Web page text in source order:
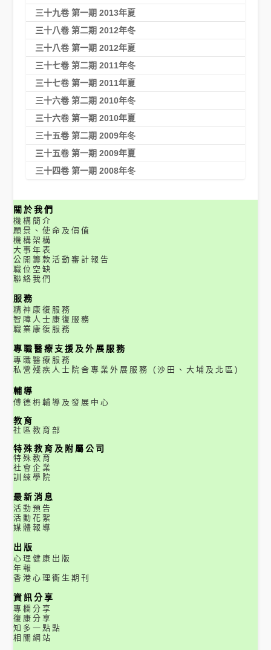
三十九卷 第一期 2013年夏
三十八卷 第二期 2012年冬
三十八卷 第一期 2012年夏
三十七卷 第二期 2011年冬
三十七卷 第一期 2011年夏
三十六卷 第二期 2010年冬
三十六卷 第一期 2010年夏
三十五卷 第二期 2009年冬
三十五卷 第一期 2009年夏
三十四卷 第一期 2008年冬
關於我們
機構簡介
願景、使命及價值
機構架構
大事年表
公開籌款活動審計報告
職位空缺
聯絡我們
服務
精神康復服務
智障人士康復服務
職業康復服務
專職醫療支援及外展服務
專職醫療服務
私營殘疾人士院舍專業外展服務 (沙田、大埔及北區)
輔導
傅德枬輔導及發展中心
教育
社區教育部
特殊教育及附屬公司
特殊教育
社會企業
訓練學院
最新消息
活動預告
活動花絮
媒體報導
出版
心理健康出版
年報
香港心理衞生期刊
資訊分享
專欄分享
復康分享
知多一點點
相關網站